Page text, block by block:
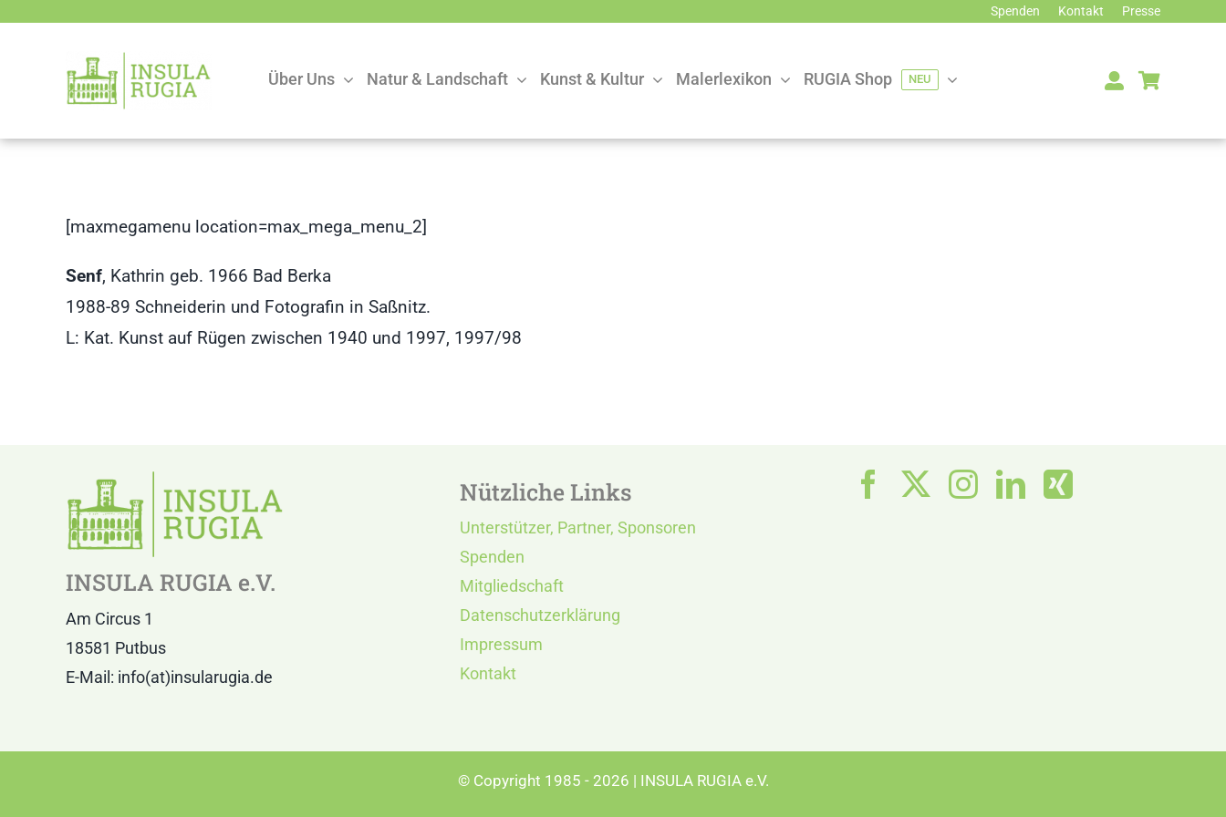
springen
Spenden Kontakt Presse
Über Uns Natur & Landschaft Kunst & Kultur Malerlexikon RUGIA Shop NEU
[maxmegamenu location=max_mega_menu_2]
Senf, Kathrin geb. 1966 Bad Berka
1988-89 Schneiderin und Fotografin in Saßnitz.
L: Kat. Kunst auf Rügen zwischen 1940 und 1997, 1997/98
INSULA RUGIA e.V.
Am Circus 1
18581 Putbus
E-Mail: info(at)insularugia.de
Nützliche Links
Unterstützer, Partner, Sponsoren
Spenden
Mitgliedschaft
Datenschutzerklärung
Impressum
Kontakt
© Copyright 1985 - 2026 | INSULA RUGIA e.V.